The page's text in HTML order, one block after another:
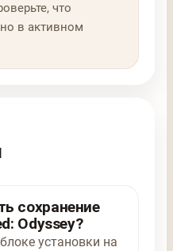
что
в активном
сохранение
Odyssey?
установки на